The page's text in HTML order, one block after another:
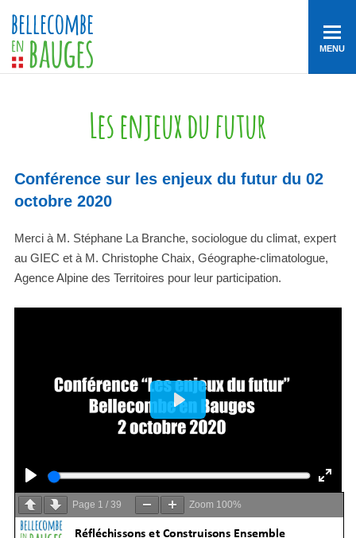
MENU
Les enjeux du futur
Conférence sur les enjeux du futur du 02
octobre 2020
Merci à M. Stéphane La Branche, sociologue du climat, expert
au GIEC ​et à M. Christophe Chaix, Géographe-climatologue,
Agence Alpine des Territoires pour leur participation.
Page 1 / 39 Zoom 100%